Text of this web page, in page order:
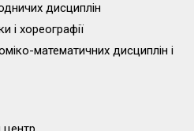
дисциплін
і хореографії
математичних дисциплін і